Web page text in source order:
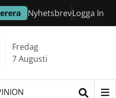
NyhetsbrevLogga In
Fredag
7 Augusti